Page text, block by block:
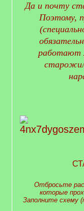
Да и почту
Поэтому,
работают
Отбросьте
которые
Заполните схему